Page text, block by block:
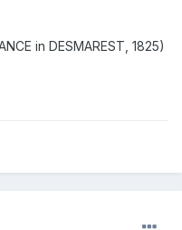
in DESMAREST, 1825)